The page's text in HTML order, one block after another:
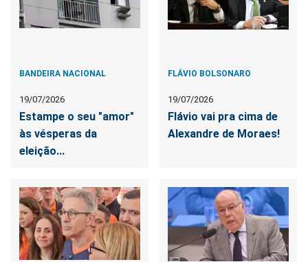
BANDEIRA NACIONAL
19/07/2026
Estampe o seu "amor"
às vésperas da
eleição...
FLÁVIO BOLSONARO
19/07/2026
Flávio vai pra cima de
Alexandre de Moraes!